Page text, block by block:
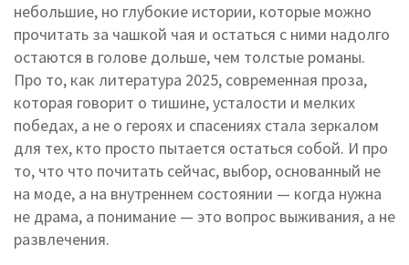
небольшие, но глубокие истории, которые можно
прочитать за чашкой чая и остаться с ними надолго
остаются в голове дольше, чем толстые романы.
Про то, как литература 2025, современная проза,
которая говорит о тишине, усталости и мелких
победах, а не о героях и спасениях стала зеркалом
для тех, кто просто пытается остаться собой. И про
то, что что почитать сейчас, выбор, основанный не
на моде, а на внутреннем состоянии — когда нужна
не драма, а понимание — это вопрос выживания, а не
развлечения.